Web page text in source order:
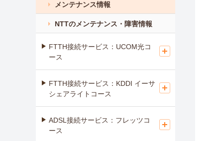
メンテナンス情報
NTTのメンテナンス・障害情報
FTTH接続サービス：UCOM光コ
ース
FTTH接続サービス：KDDI イーサ
シェアライトコース
ADSL接続サービス：フレッツコ
ース